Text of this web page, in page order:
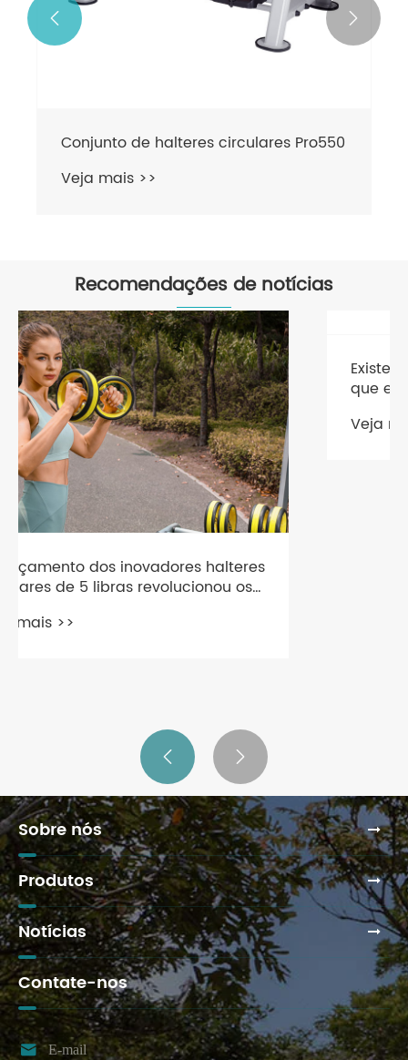
 
Recomendações de notícias
Veja mais >>
 
Sobre nós
Produtos
Notícias
Contate-nos
 E-mail